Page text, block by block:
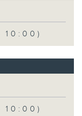
10:00)
10:00)